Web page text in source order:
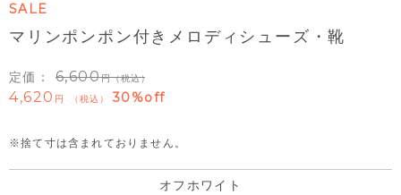
SALE
マリンポンポン付きメロディシューズ・靴
定価： 6,600 （税込）
4,620 税込 30%off
※捨て寸は含まれておりません。
オフホワイト